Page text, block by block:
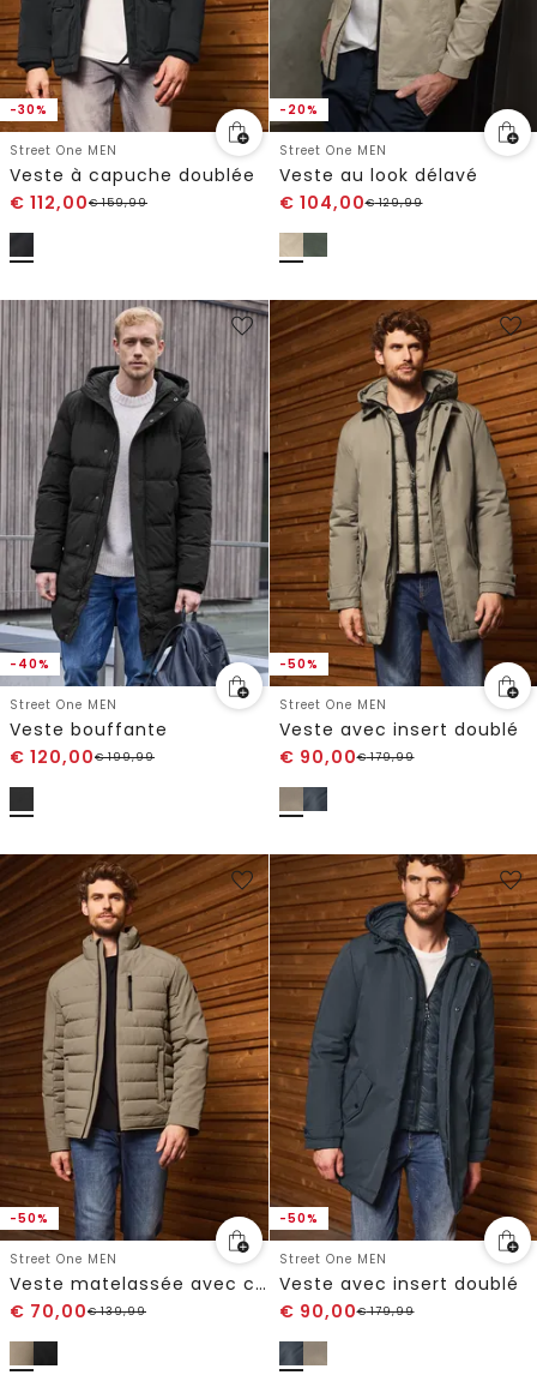
-30%
Street One MEN
Veste à capuche doublée
€ 112,00€159,99
-20%
Street One MEN
Veste au look délavé
€ 104,00€129,99
-40%
Street One MEN
Veste bouffante
€ 120,00€199,99
-50%
Street One MEN
Veste avec insert doublé
€ 90,00€179,99
-50%
Street One MEN
Veste matelassée avec col montant
€ 70,00€139,99
-50%
Street One MEN
Veste avec insert doublé
€ 90,00€179,99